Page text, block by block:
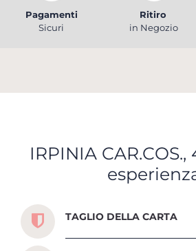
Pagamenti
Sicuri
Ritiro
in Negozio
IRPINIA
Scopri tutti i servizi che ti
TAGLIO DELLA CARTA